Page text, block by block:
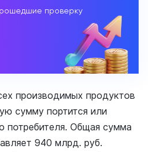
проверку
производимых продуктов
сумму портится или
потребителя. Общая сумма
940 млрд. руб.